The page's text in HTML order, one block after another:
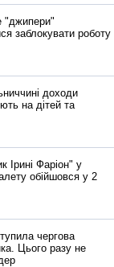
"джипери"
заблокувати роботу
доходи
на дітей та
Ірині Фаріон" у
обійшовся у 2
чергова
Цього разу не